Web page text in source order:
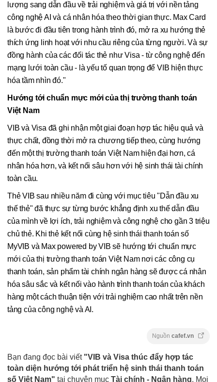
lượng sang dẫn đầu về trải nghiệm và giá trị với nền tảng
công nghệ AI và cá nhân hóa theo thời gian thực. Max Card
là bước đi đầu tiên trong hành trình đó, mở ra xu hướng thẻ
thích ứng linh hoạt với nhu cầu riêng của từng người. Và sự
đồng hành của các đối tác thẻ như Visa - từ công nghệ đến
mạng lưới toàn cầu - là yếu tố quan trọng để VIB hiện thực
hóa tầm nhìn đó."
Hướng tới chuẩn mực mới của thị trường thanh toán
Việt Nam
VIB và Visa đã ghi nhận một giai đoạn hợp tác hiệu quả và
thực chất, đồng thời mở ra chương tiếp theo, cùng hướng
đến một thị trường thanh toán Việt Nam hiện đại hơn, cá
nhân hóa hơn, và kết nối sâu hơn với hệ sinh thái tài chính
toàn cầu.
Thẻ VIB sau nhiều năm đi cùng với mục tiêu "Dẫn đầu xu
thế thẻ" đã thực sự từng bước khẳng định xu thế dẫn đầu
của mình về lợi ích, trải nghiệm và công nghệ cho gần 3 triệu
chủ thẻ. Khi thẻ kết nối cùng hệ sinh thái thanh toán số
MyVIB và Max powered by VIB sẽ hướng tới chuẩn mực
mới của thị trường thanh toán Việt Nam nơi các công cụ
thanh toán, sản phẩm tài chính ngân hàng sẽ được cá nhân
hóa sâu sắc và kết nối vào hành trình thanh toán của khách
hàng một cách thuận tiện với trải nghiệm cao nhất trên nền
tảng của công nghệ và AI.
Nguồn cafef.vn
Bạn đang đọc bài viết "VIB và Visa thúc đẩy hợp tác
toàn diện hướng tới phát triển hệ sinh thái thanh toán
số Việt Nam" tại chuyên mục Tài chính - Ngân hàng. Mọi